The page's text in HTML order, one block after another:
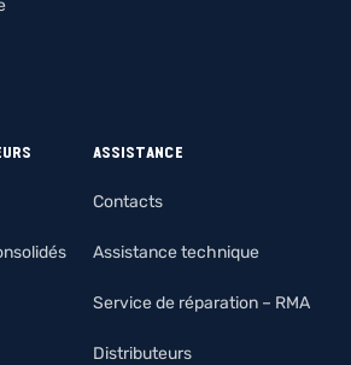
ASSISTANCE
Contacts
Assistance technique
Service de réparation – RMA
Distributeurs